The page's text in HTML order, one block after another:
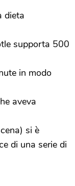
dieta
supporta 500
in modo
aveva
si è
di una serie di